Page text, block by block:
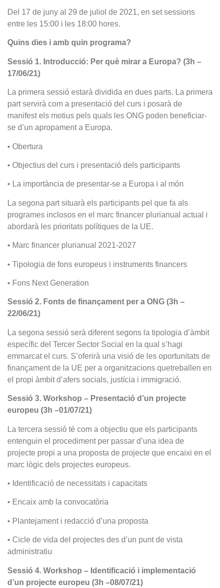
Del 17 de juny al 29 de juliol de 2021, en set sessions
entre les 15:00 i les 18:00 hores.
Quins dies i amb quin programa?
Sessió 1. Introducció: Per què mirar a Europa? (3h –
17/06/21)
La primera sessió estarà dividida en dues parts. La primera
part servirà com a presentació del curs i posarà de
manifest els motius pels quals les ONG poden beneficiar-
se d’un apropament a Europa.
• Obertura
• Objectius del curs i presentació dels participants
• La importància de presentar-se a Europa i al món
La segona part situarà els participants pel que fa als
programes inclosos en el marc financer plurianual actual i
abordarà les prioritats polítiques de la UE.
• Marc financer plurianual 2021-2027
• Tipologia de fons europeus i instruments financers
• Fons Next Generation
Sessió 2. Fonts de finançament per a ONG (3h –
22/06/21)
La segona sessió serà diferent segons la tipologia d’àmbit
específic del Tercer Sector Social en la qual s’hagi
emmarcat el curs. S’oferirà una visió de les oportunitats de
finançament de la UE per a organitzacions quetreballen en
el propi àmbit d’afers socials, justícia i immigració.
Sessió 3. Workshop – Presentació d’un projecte
europeu (3h –01/07/21)
La tercera sessió té com a objectiu que els participants
entenguin el procediment per passar d’una idea de
projecte propi a una proposta de projecte que encaixi en el
marc lògic dels projectes europeus.
• Identificació de necessitats i capacitats
• Encaix amb la convocatòria
• Plantejament i redacció d’una proposta
• Cicle de vida del projectes des d’un punt de vista
administratiu
Sessió 4. Workshop – Identificació i implementació
d’un projecte europeu (3h –08/07/21)